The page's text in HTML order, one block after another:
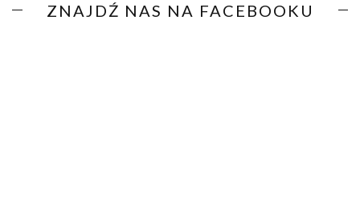
ZNAJDŹ NAS NA FACEBOOKU